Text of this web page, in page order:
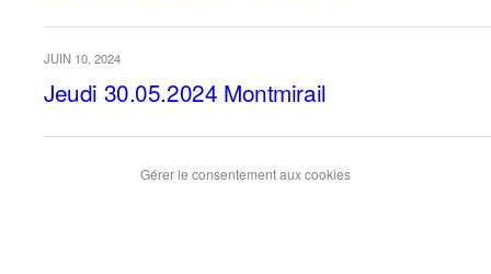
JUIN 10, 2024
Jeudi 30.05.2024 Montmirail
Gérer le consentement aux cookies